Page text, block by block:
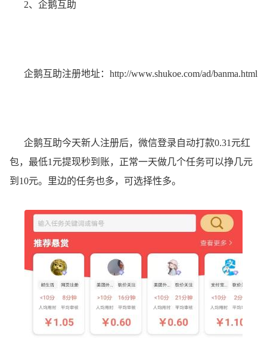
2、企鹅互助
企鹅互助注册地址： http://www.shukoe.com/ad/banma.html
企鹅互助今天新人注册后，微信登录自动打款0.31元红
包，最低1元提现秒到账，正常一天做几个任务可以挣几元
到10元。里边的任务也多，可选择性多。